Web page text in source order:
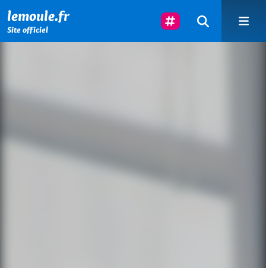
lemoule.fr
Site officiel
Suivez-Nous